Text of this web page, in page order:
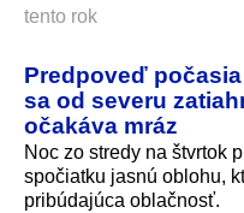
tento rok
Predpoveď
sa od severu
očakáva mráz
Noc zo stredy na štvrtok
spočiatku jasnú oblohu,
pribúdajúca oblačnosť.